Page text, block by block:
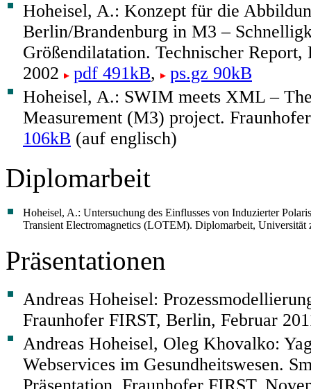
Hoheisel, A.: Konzept für die
Berlin/Brandenburg in M3 –
Größendilatation. Technischer Report,
2002
pdf 491kB,
ps.gz 90kB
Hoheisel, A.: SWIM meets XML –
Measurement (M3) project.
106kB (auf englisch)
Diplomarbeit
Hoheisel, A.: Untersuchung des Einflusses von Induzierter
Transient Electromagnetics (LOTEM). Diplomarbeit,
Präsentationen
Andreas Hoheisel:
Fraunhofer FIRST, Berlin, Februar
Andreas Hoheisel, Oleg Khovalko:
Webservices im Gesundheitswesen.